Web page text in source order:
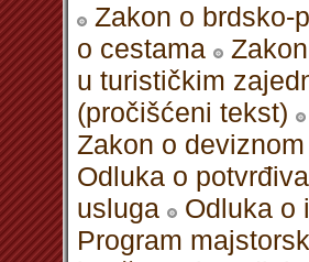
Zakon o brdsko-
o cestama
u turističkim
(pročišćeni tekst)
Zakon o
Odluka o
usluga
Odluka o
Program